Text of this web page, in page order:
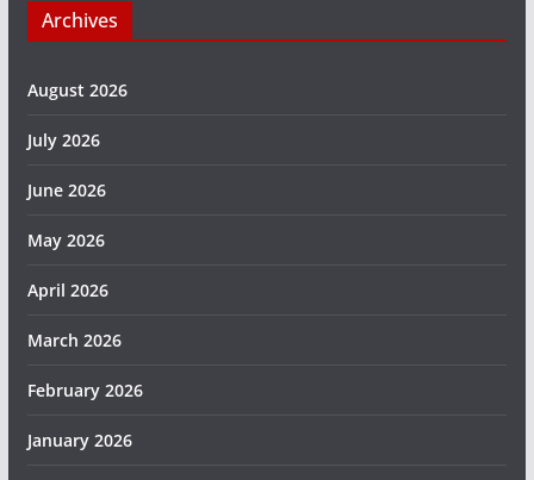
Archives
August 2026
July 2026
June 2026
May 2026
April 2026
March 2026
February 2026
January 2026